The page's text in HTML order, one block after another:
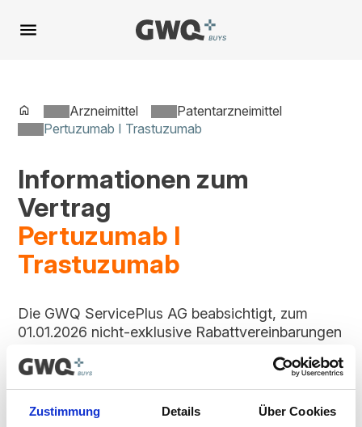
Zustimmung Details Über Cookies
Spring
zu
Arzneimittel
Patentarzneimittel
Pertuzumab I Trastuzumab
Informationen zum
Vertrag
Pertuzumab I
Trastuzumab
Die GWQ ServicePlus AG beabsichtigt, zum
01.01.2026 nicht-exklusive Rabattvereinbarungen
Vertragsunterlagen
Bitte melden Sie sich an, um Ihre